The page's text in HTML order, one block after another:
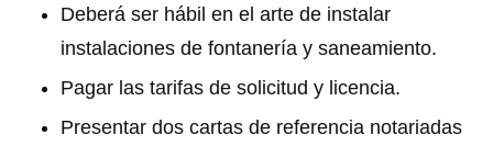
Deberá ser hábil en el arte de instalar
instalaciones de fontanería y saneamiento.
Pagar las tarifas de solicitud y licencia.
Presentar dos cartas de referencia notariadas